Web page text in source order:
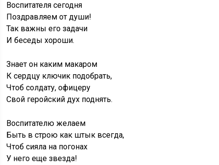
Воспитателя сегодня
Поздравляем от души!
Так важны его задачи
И беседы хороши.
Знает он каким макаром
К сердцу ключик подобрать,
Чтоб солдату, офицеру
Свой геройский дух поднять.
Воспитателю желаем
Быть в строю как штык всегда,
Чтоб сияла на погонах
У него еще звезда!